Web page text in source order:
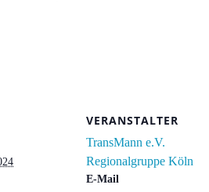
VERANSTALTER
TransMann e.V.
Regionalgruppe Köln
E-Mail